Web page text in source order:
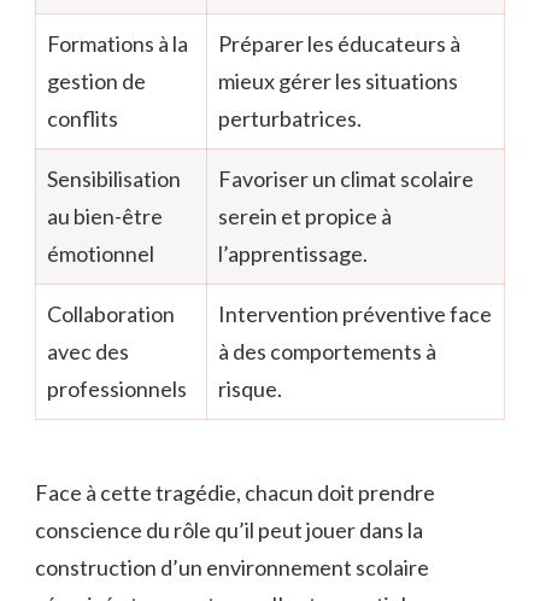
Formations à la
gestion de
conflits
Préparer les éducateurs à
mieux gérer les situations
perturbatrices.
Sensibilisation
au bien-être
émotionnel
Favoriser un climat scolaire
serein et propice à
l’apprentissage.
Collaboration
avec des
professionnels
Intervention préventive face
à des comportements à
risque.
Face à cette tragédie, chacun doit prendre
conscience du rôle qu’il peut jouer dans la
construction d’un environnement scolaire